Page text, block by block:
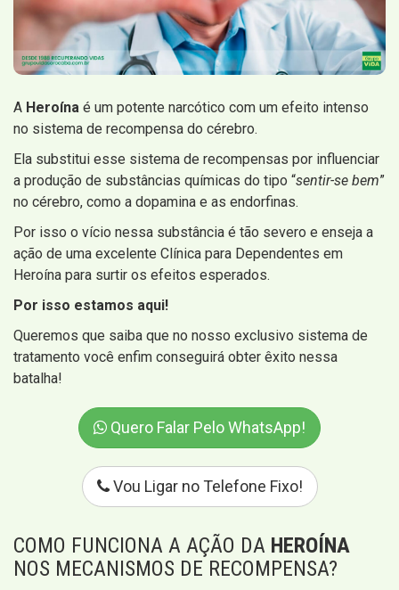
A Heroína é um potente narcótico com um efeito intenso
no sistema de recompensa do cérebro.
Ela substitui esse sistema de recompensas por influenciar
a produção de substâncias químicas do tipo “sentir-se bem”
no cérebro, como a dopamina e as endorfinas.
Por isso o vício nessa substância é tão severo e enseja a
ação de uma excelente Clínica para Dependentes em
Heroína para surtir os efeitos esperados.
Por isso estamos aqui!
Queremos que saiba que no nosso exclusivo sistema de
tratamento você enfim conseguirá obter êxito nessa
batalha!
Quero Falar Pelo WhatsApp!
Vou Ligar no Telefone Fixo!
COMO FUNCIONA A AÇÃO DA HEROÍNA
NOS MECANISMOS DE RECOMPENSA?